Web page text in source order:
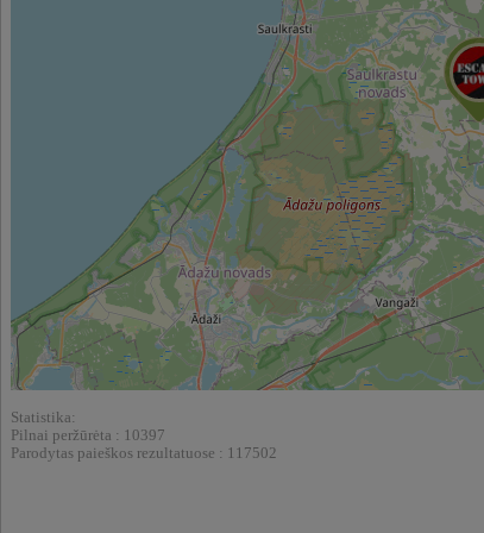
Statistika:
Pilnai peržūrėta : 10397
Parodytas paieškos rezultatuose : 117502